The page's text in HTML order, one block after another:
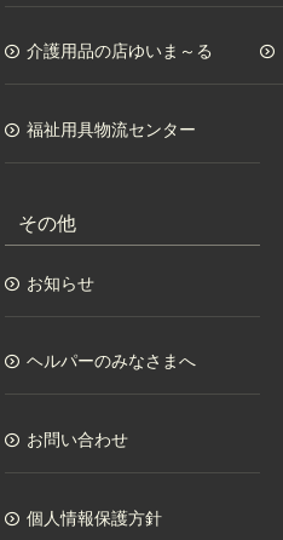
介護用品の店ゆいま～る
福祉用具物流センター
その他
お知らせ
ヘルパーのみなさまへ
お問い合わせ
個人情報保護方針